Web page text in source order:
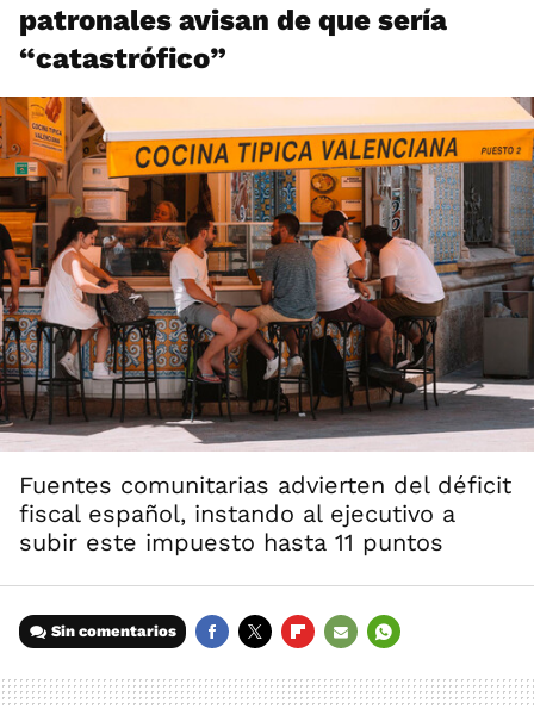
patronales avisan de que sería
“catastrófico”
Fuentes comunitarias advierten del déficit
fiscal español, instando al ejecutivo a
subir este impuesto hasta 11 puntos
Sin comentarios
MAIL